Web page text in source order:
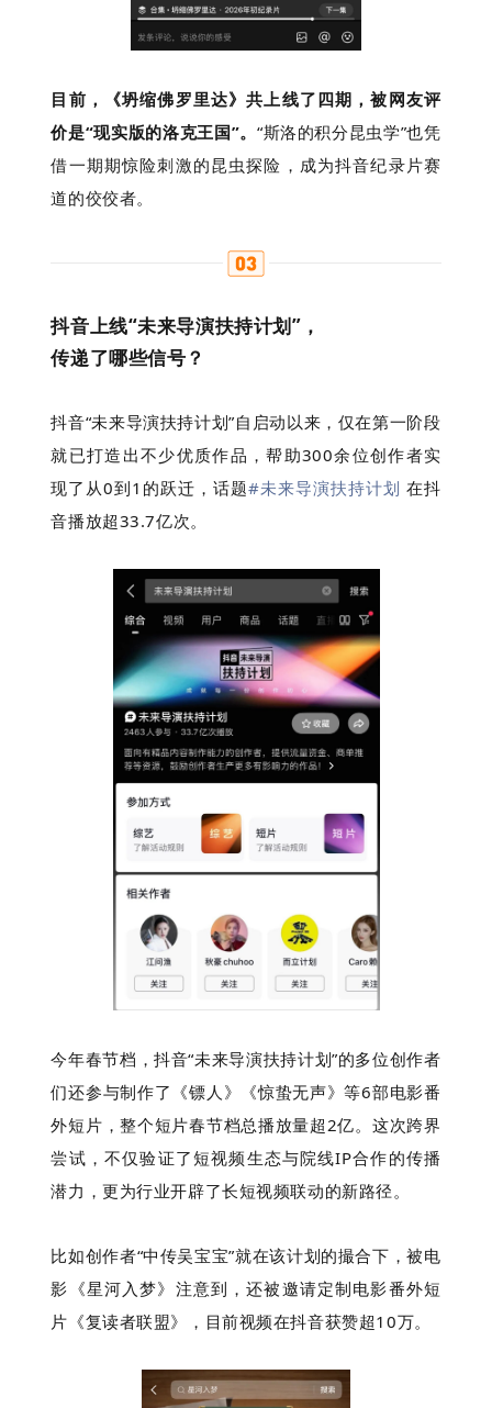
目前，《坍缩佛罗里达》共上线了四期，被网友评
价是“现实版的洛克王国”。 “斯洛的积分昆虫学”也凭
借一期期惊险刺激的昆虫探险，成为抖音纪录片赛
道的佼佼者。
抖音上线“未来导演扶持计划”，
传递了哪些信号？
抖音“未来导演扶持计划”自启动以来，仅在第一阶段
就已打造出不少优质作品，帮助300余位创作者实
现了从0到1的跃迁，话题#未来导演扶持计划 在抖
音播放超33.7亿次。
今年春节档，抖音“未来导演扶持计划”的多位创作者
们还参与制作了《镖人》《惊蛰无声》等6部电影番
外短 片，整个短片春节档总播放量超2亿。这次跨界
尝试，不仅验证了短视频生态与院线IP合作的传播
潜力，更为行业开辟了长短视频联动的新路径。
比如创作者“中传吴宝宝”就在该计划的撮合下，被电
影《星河入梦》注意到，还被邀请定制电影番外短
片《复读者联盟》，目前视频在抖音获赞超10万。